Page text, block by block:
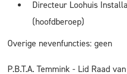
Directeur Loohuis
(hoofdberoep)
Overige nevenfuncties: geen
P.B.T.A. Temmink - Lid Raad